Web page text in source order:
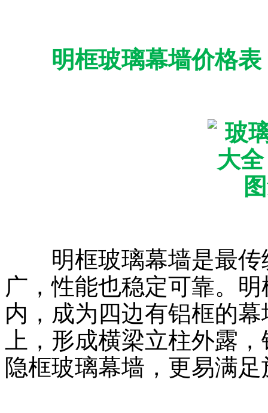
明框玻璃幕墙价格表
明框玻璃幕墙是最传
广，性能也稳定可靠。
内，成为四边有铝框的
上，形成横梁立柱外露
隐框玻璃幕墙，更易满